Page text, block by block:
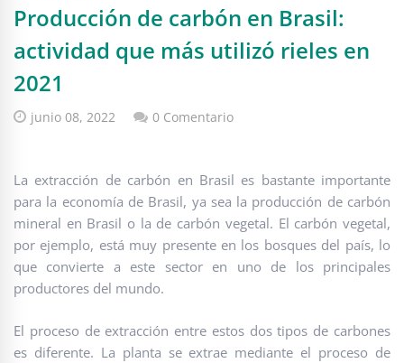
Producción de carbón en Brasil:
actividad que más utilizó rieles en
2021
junio 08, 2022 0 Comentario
La extracción de carbón en Brasil es bastante importante
para la economía de Brasil, ya sea la producción de carbón
mineral en Brasil o la de carbón vegetal. El carbón vegetal,
por ejemplo, está muy presente en los bosques del país, lo
que convierte a este sector en uno de los principales
productores del mundo.
El proceso de extracción entre estos dos tipos de carbones
es diferente. La planta se extrae mediante el proceso de